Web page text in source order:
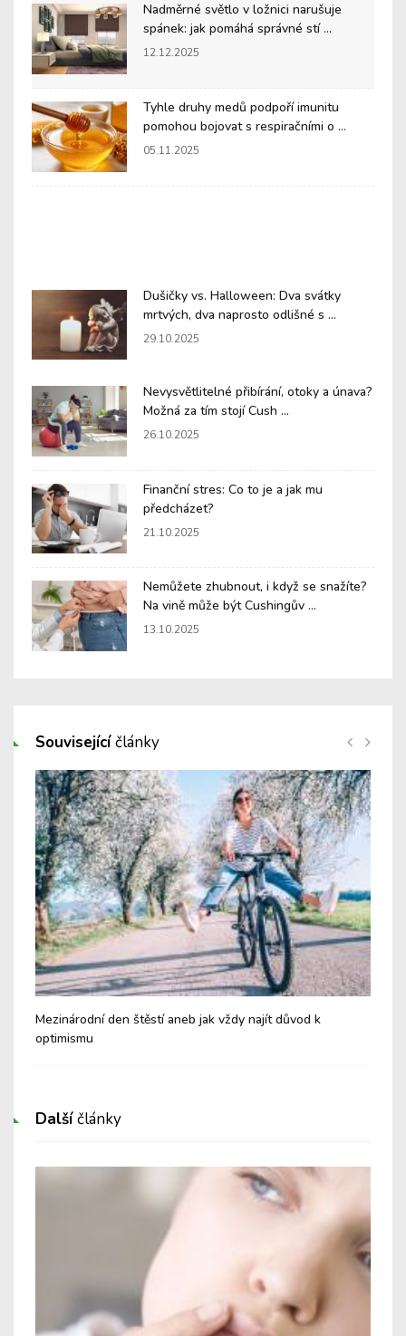
Nadměrné světlo v ložnici narušuje
spánek: jak pomáhá správné stí ...
12.12.2025
Tyhle druhy medů podpoří imunitu
pomohou bojovat s respiračními o ...
05.11.2025
Dušičky vs. Halloween: Dva svátky
mrtvých, dva naprosto odlišné s ...
29.10.2025
Nevysvětlitelné přibírání, otoky a únava?
Možná za tím stojí Cush ...
26.10.2025
Finanční stres: Co to je a jak mu
předcházet?
21.10.2025
Nemůžete zhubnout, i když se snažíte?
Na vině může být Cushingův ...
13.10.2025
Souvisejícíčlánky
Mezinárodní den štěstí aneb jak vždy najít důvod k
optimismu
Dalšíčlánky